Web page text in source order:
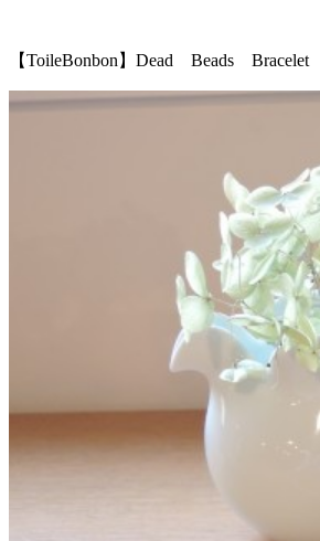
【ToileBonbon】Dead Beads